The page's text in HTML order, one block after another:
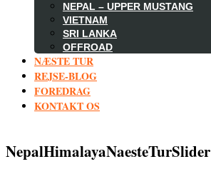
NEPAL – UPPER MUSTANG
VIETNAM
SRI LANKA
OFFROAD
NÆSTE TUR
REJSE-BLOG
FOREDRAG
KONTAKT OS
NepalHimalayaNaesteTurSlider